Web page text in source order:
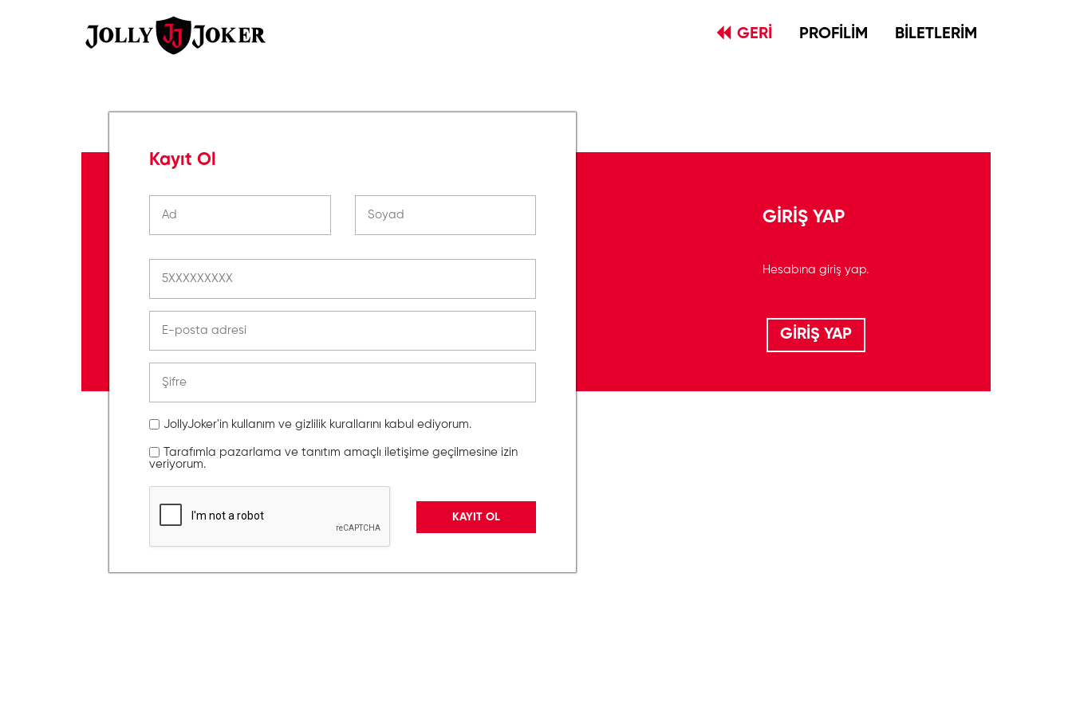
GERİ PROFİLİM BİLETLERİM
Kayıt Ol
JollyJoker'in kullanım ve gizlilik kurallarını kabul ediyorum.
Tarafımla pazarlama ve tanıtım amaçlı iletişime geçilmesine izin
veriyorum.
GİRİŞ YAP
Hesabına giriş yap.
GİRİŞ YAP